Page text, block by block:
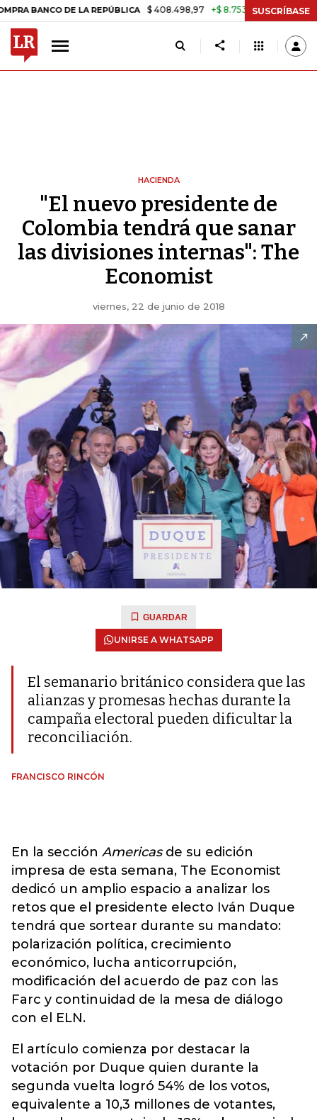
DE LA REPÚBLICA $ 408.498,97 +$ 8.753,81 +2,19% TASA DE
SUSCRÍBASE
HACIENDA
"El nuevo presidente de
Colombia tendrá que sanar
las divisiones internas": The
Economist
viernes, 22 de junio de 2018
GUARDAR
UNIRSE A WHATSAPP
El semanario británico considera que las
alianzas y promesas hechas durante la
campaña electoral pueden dificultar la
reconciliación.
FRANCISCO RINCÓN
En la sección Americasde su edición
impresa de esta semana, The Economist
dedicó un amplio espacio a analizar los
retos que el presidente electo Iván Duque
tendrá que sortear durante su mandato:
polarización política, crecimiento
económico, lucha anticorrupción,
modificación del acuerdo de paz con las
Farc y continuidad de la mesa de diálogo
con el ELN.
El artículo comienza por destacar la
votación por Duque quien durante la
segunda vuelta logró 54% de los votos,
equivalente a 10,3 millones de votantes,